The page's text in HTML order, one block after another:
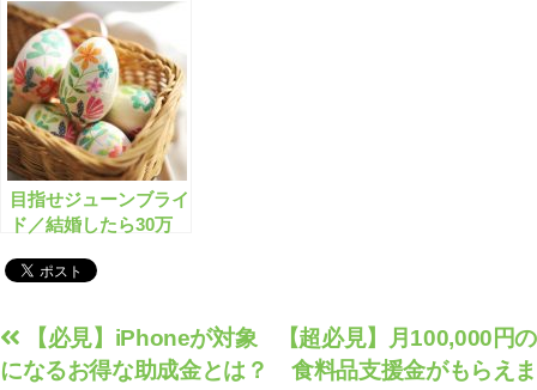
目指せジューンブライ
ド／結婚したら30万
投
稿
【超必見】月100,000円の
食料品支援金がもらえま
【必見】iPhoneが対象
になるお得な助成金とは？